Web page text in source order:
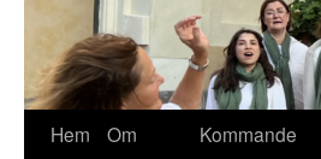
Hoppa
Hem
Om
Kommande